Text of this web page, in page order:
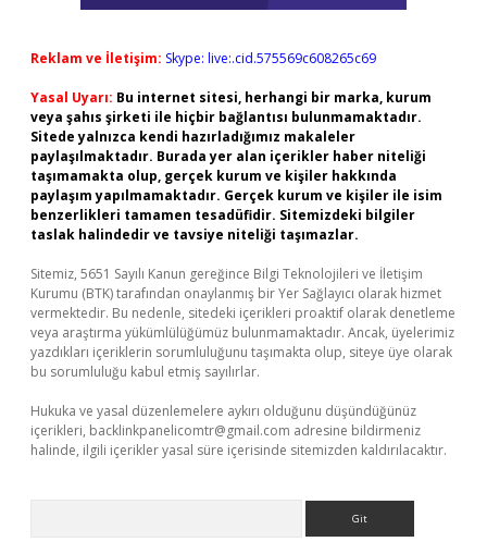
Reklam ve İletişim: Skype: live:.cid.575569c608265c69
Yasal Uyarı: Bu internet sitesi, herhangi bir marka, kurum
veya şahıs şirketi ile hiçbir bağlantısı bulunmamaktadır.
Sitede yalnızca kendi hazırladığımız makaleler
paylaşılmaktadır. Burada yer alan içerikler haber niteliği
taşımamakta olup, gerçek kurum ve kişiler hakkında
paylaşım yapılmamaktadır. Gerçek kurum ve kişiler ile isim
benzerlikleri tamamen tesadüfidir. Sitemizdeki bilgiler
taslak halindedir ve tavsiye niteliği taşımazlar.
Sitemiz, 5651 Sayılı Kanun gereğince Bilgi Teknolojileri ve İletişim
Kurumu (BTK) tarafından onaylanmış bir Yer Sağlayıcı olarak hizmet
vermektedir. Bu nedenle, sitedeki içerikleri proaktif olarak denetleme
veya araştırma yükümlülüğümüz bulunmamaktadır. Ancak, üyelerimiz
yazdıkları içeriklerin sorumluluğunu taşımakta olup, siteye üye olarak
bu sorumluluğu kabul etmiş sayılırlar.
Hukuka ve yasal düzenlemelere aykırı olduğunu düşündüğünüz
içerikleri, backlinkpanelicomtr@gmail.com adresine bildirmeniz
halinde, ilgili içerikler yasal süre içerisinde sitemizden kaldırılacaktır.